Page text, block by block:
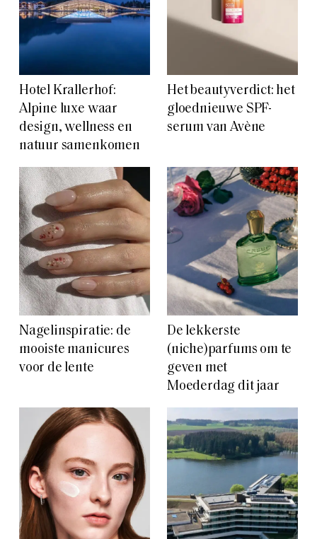
Hotel Krallerhof:
Alpine luxe waar
design, wellness en
natuur samenkomen
Het beautyverdict: het
gloednieuwe SPF-
serum van Avène
Nagelinspiratie: de
mooiste manicures
voor de lente
De lekkerste
(niche)parfums om te
geven met
Moederdag dit jaar